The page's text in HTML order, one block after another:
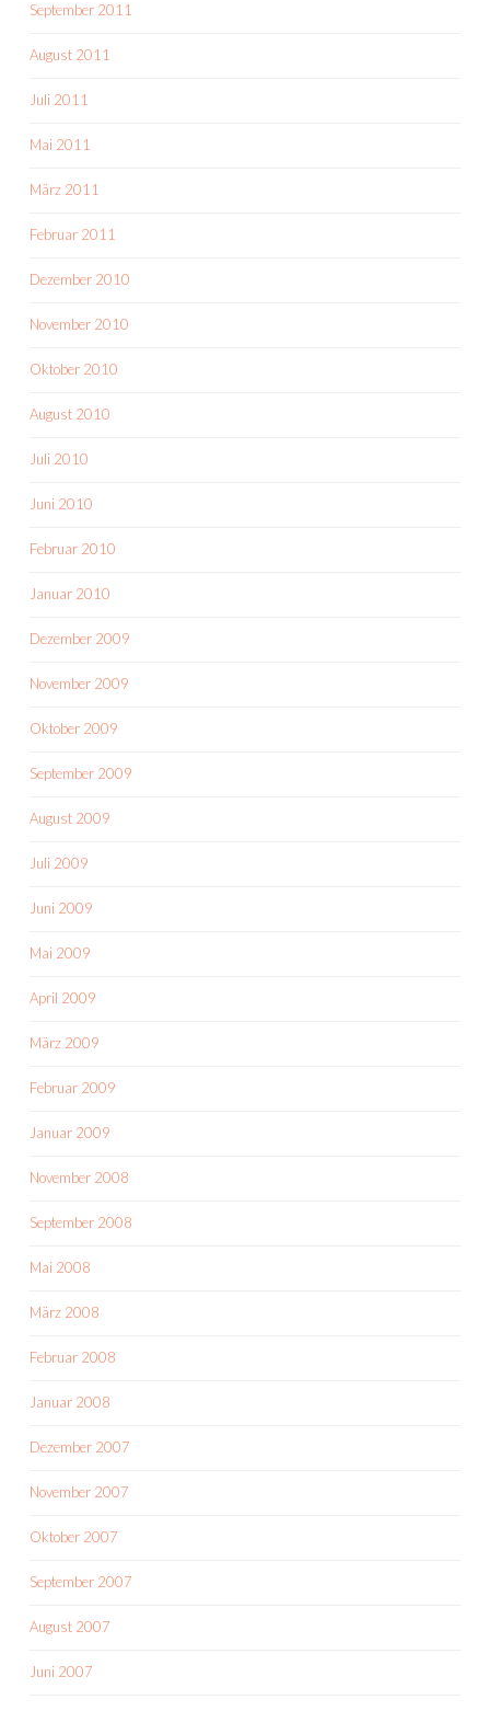
September 2011
August 2011
Juli 2011
Mai 2011
März 2011
Februar 2011
Dezember 2010
November 2010
Oktober 2010
August 2010
Juli 2010
Juni 2010
Februar 2010
Januar 2010
Dezember 2009
November 2009
Oktober 2009
September 2009
August 2009
Juli 2009
Juni 2009
Mai 2009
April 2009
März 2009
Februar 2009
Januar 2009
November 2008
September 2008
Mai 2008
März 2008
Februar 2008
Januar 2008
Dezember 2007
November 2007
Oktober 2007
September 2007
August 2007
Juni 2007